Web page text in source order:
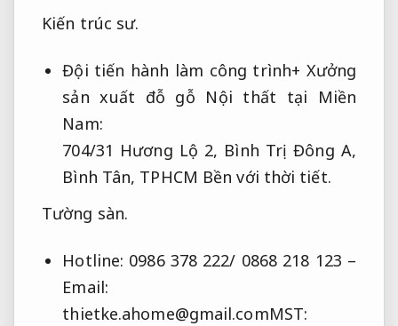
Kiến trúc sư.
Đội tiến hành làm công trình+ Xưởng
sản xuất đỗ gỗ Nội thất tại Miền
Nam:
704/31 Hương Lộ 2, Bình Trị Đông A,
Bình Tân, TPHCM Bền với thời tiết.
Tường sàn.
Hotline: 0986 378 222/ 0868 218 123 –
Email:
thietke.ahome@gmail.comMST: